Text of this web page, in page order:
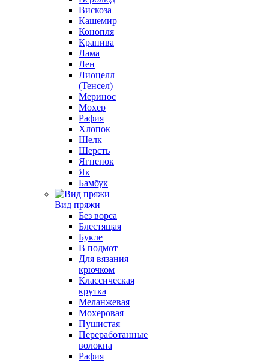
Вискоза
Кашемир
Конопля
Крапива
Лама
Лен
Лиоцелл
(Тенсел)
Меринос
Мохер
Рафия
Хлопок
Шелк
Шерсть
Ягненок
Як
Бамбук
Вид пряжи
Без ворса
Блестящая
Букле
В подмот
Для вязания
крючком
Классическая
крутка
Меланжевая
Мохеровая
Пушистая
Переработанные
волокна
Рафия